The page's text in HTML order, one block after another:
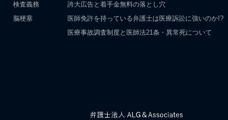
検査義務
脳梗塞
誇大広告と着手金無料の落とし穴
医師免許を持っている弁護士は医療訴訟に強いのか!?
医療事故調査制度と医師法21条・異常死について